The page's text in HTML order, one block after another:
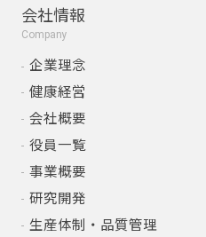
会社情報
Company
企業理念
健康経営
会社概要
役員一覧
事業概要
研究開発
生産体制・品質管理